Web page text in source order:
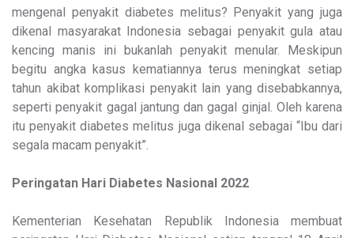
mengenal penyakit diabetes melitus? Penyakit yang juga
dikenal masyarakat Indonesia sebagai penyakit gula atau
kencing manis ini bukanlah penyakit menular. Meskipun
begitu angka kasus kematiannya terus meningkat setiap
tahun akibat komplikasi penyakit lain yang disebabkannya,
seperti penyakit gagal jantung dan gagal ginjal. Oleh karena
itu penyakit diabetes melitus juga dikenal sebagai “Ibu dari
segala macam penyakit”.
Peringatan Hari Diabetes Nasional 2022
Kementerian Kesehatan Republik Indonesia membuat